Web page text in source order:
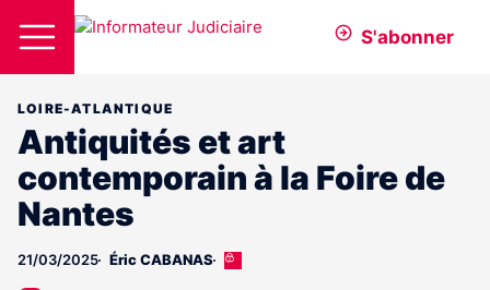
S'abonner
LOIRE-ATLANTIQUE
Antiquités et art
contemporain à la Foire de
Nantes
21/03/2025 Éric CABANAS
Cet